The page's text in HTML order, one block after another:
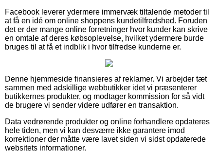
Facebook leverer ydermere immervæk tiltalende metoder til
at få en idé om online shoppens kundetilfredshed. Foruden
det er der mange online forretninger hvor kunder kan skrive
en omtale af deres købsoplevelse, hvilket ydermere burde
bruges til at få et indblik i hvor tilfredse kunderne er.
Denne hjemmeside finansieres af reklamer. Vi arbejder tæt
sammen med adskillige webbutikker idet vi præsenterer
butikkernes produkter, og modtager kommission for så vidt
de brugere vi sender videre udfører en transaktion.
Data vedrørende produkter og online forhandlere opdateres
hele tiden, men vi kan desværre ikke garantere imod
korrektioner der måtte være lavet siden vi sidst opdaterede
websitets informationer.